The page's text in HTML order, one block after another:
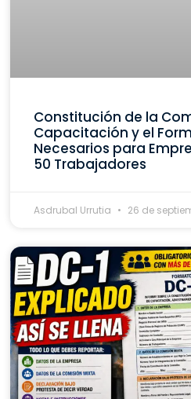
Constitución de la
Capacitación y el
Necesarios para
50 Trabajadores
Asdrubal Urrutia 26 de